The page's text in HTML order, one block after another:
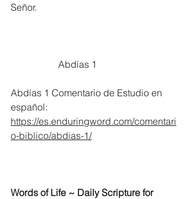
Señor.
		Abdías 1
Abdías 1 Comentario de Estudio en
español:
https://es.enduringword.com/comentari
o-biblico/abdias-1/
Words of Life ~ Daily Scripture for